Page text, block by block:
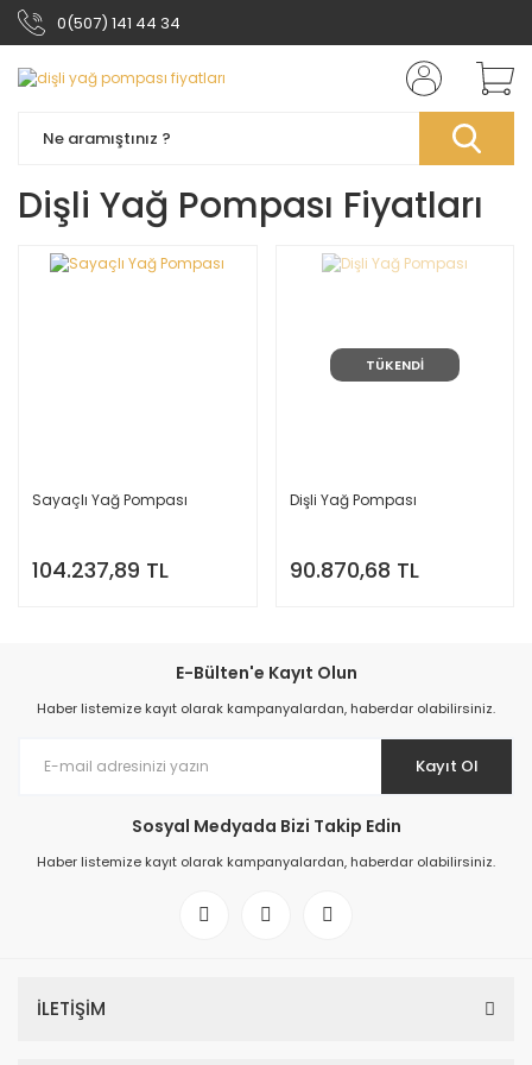
0(507) 141 44 34
Dişli Yağ Pompası Fiyatları
Sayaçlı Yağ Pompası
104.237,89 TL
TÜKENDİ
Dişli Yağ Pompası
90.870,68 TL
E-Bülten'e Kayıt Olun
Haber listemize kayıt olarak kampanyalardan, haberdar olabilirsiniz.
Kayıt Ol
Sosyal Medyada Bizi Takip Edin
Haber listemize kayıt olarak kampanyalardan, haberdar olabilirsiniz.
İLETİŞİM